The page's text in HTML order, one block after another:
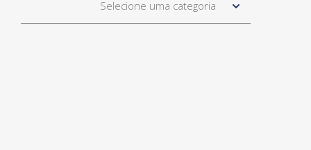
Selecione uma categoria